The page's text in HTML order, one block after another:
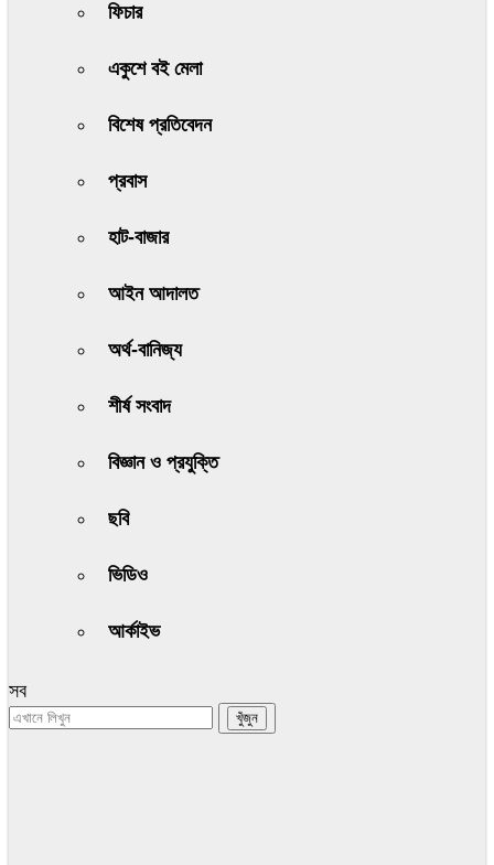
ফিচার
একুশে বই মেলা
বিশেষ প্রতিবেদন
প্রবাস
হাট-বাজার
আইন আদালত
অর্থ-বানিজ্য
শীর্ষ সংবাদ
বিজ্ঞান ও প্রযুক্তি
ছবি
ভিডিও
আর্কাইভ
সব